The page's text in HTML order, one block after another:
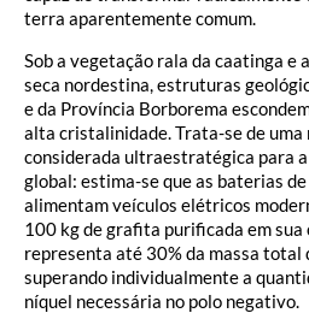
terra aparentemente comum.
Sob a vegetação rala da caatinga e
seca nordestina, estruturas
e da Província Borborema
alta cristalinidade. Trata-se de
considerada ultraestratégica para
global: estima-se que as baterias
alimentam veículos elétricos
100 kg de grafita purificada em sua
representa até 30% da massa total
superando individualmente a
níquel necessária no polo negativo.